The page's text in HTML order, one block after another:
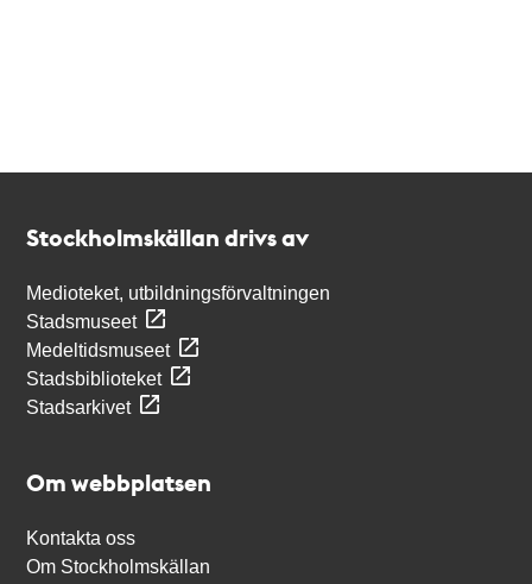
Stockholmskällan drivs av
Medioteket, utbildningsförvaltningen
Stadsmuseet
Medeltidsmuseet
Stadsbiblioteket
Stadsarkivet
Om webbplatsen
Kontakta oss
Om Stockholmskällan